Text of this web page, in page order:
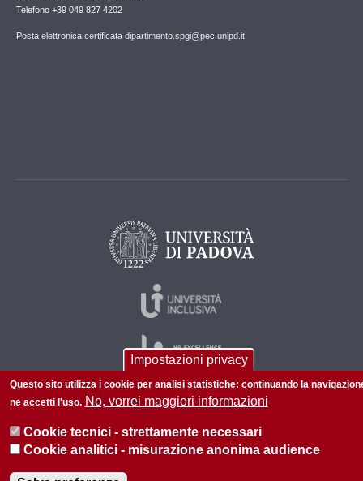
Telefono +39 049 827 4202
Posta elettronica certificata dipartimento.spgi@pec.unipd.it
P.I. 00742430283 C.F. 80006480281
Impostazioni privacy
Questo sito utilizza i cookie per analisi statistiche: continuando la
ne accetti l'uso. No, vorrei maggiori informazioni
Cookie tecnici - strettamente necessari
Cookie analitici - misurazione anonima audience